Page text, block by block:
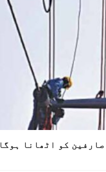
کو اٹھانا ہوگا